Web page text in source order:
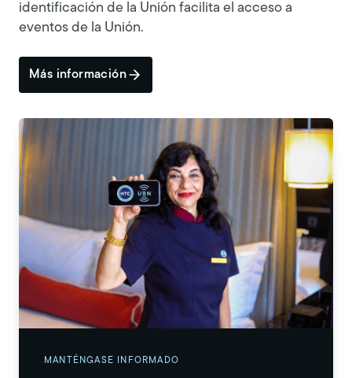
identificación de la Unión facilita el acceso a
eventos de la Unión.
Más información
MANTÉNGASE INFORMADO